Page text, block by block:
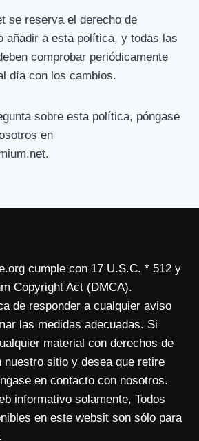
se reserva el derecho de
añadir a esta política, y todas las
comprobar periódicamente
día con los cambios.
sobre esta política, póngase
en
.
cumple con 17 U.S.C. * 512 y
Copyright Act (DMCA).
de responder a cualquier aviso
las medidas adecuadas. Si
material con derechos de
nuestro sitio y desea que retire
en contacto con nosotros.
informativo solamente, Todos
en este websit son sólo para